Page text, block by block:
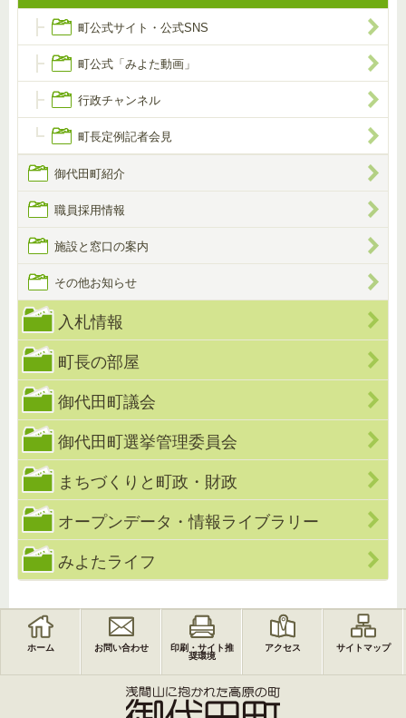
町公式サイト・公式SNS
町公式「みよた動画」
行政チャンネル
町長定例記者会見
御代田町紹介
職員採用情報
施設と窓口の案内
その他お知らせ
入札情報
町長の部屋
御代田町議会
御代田町選挙管理委員会
まちづくりと町政・財政
オープンデータ・情報ライブラリー
みよたライフ
ホーム お問い合わせ
印刷・サイト推
奨環境
アクセス サイトマップ